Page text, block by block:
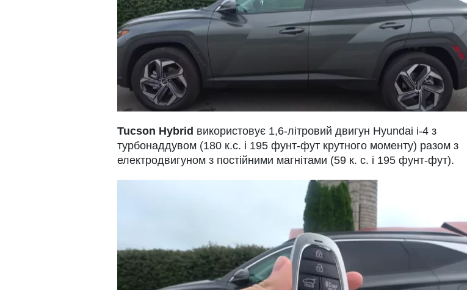
Tucson Hybrid використовує 1,6-літровий двигун Hyundai i-4 з
турбонаддувом (180 к.с. і 195 фунт-фут крутного моменту) разом з
електродвигуном з постійними магнітами (59 к. с. і 195 фунт-фут).